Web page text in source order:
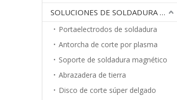
SOLUCIONES DE SOLDADURA POR ARCO
Portaelectrodos de soldadura
Antorcha de corte por plasma
Soporte de soldadura magnético
Abrazadera de tierra
Disco de corte súper delgado